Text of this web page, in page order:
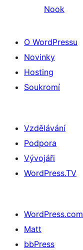
Nook
O WordPressu
Novinky
Hosting
Soukromí
Vzdělávání
Podpora
Vývojáři
WordPress.TV
WordPress.com
Matt
bbPress